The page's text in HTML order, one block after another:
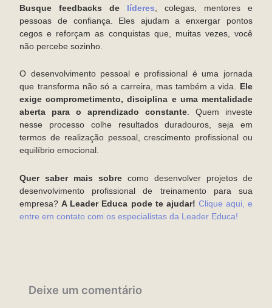
Busque feedbacks de líderes , colegas, mentores e
pessoas de confiança. Eles ajudam a enxergar pontos
cegos e reforçam as conquistas que, muitas vezes, você
não percebe sozinho.
O desenvolvimento pessoal e profissional é uma jornada
que transforma não só a carreira, mas também a vida. Ele
exige comprometimento, disciplina e uma mentalidade
aberta para o aprendizado constante. Quem investe
nesse processo colhe resultados duradouros, seja em
termos de realização pessoal, crescimento profissional ou
equilíbrio emocional.
Quer saber mais sobre como desenvolver projetos de
desenvolvimento profissional de treinamento para sua
empresa?A Leader Educa pode te ajudar! Clique aqui, e
entre em contato com os especialistas da Leader Educa!
Deixe um comentário